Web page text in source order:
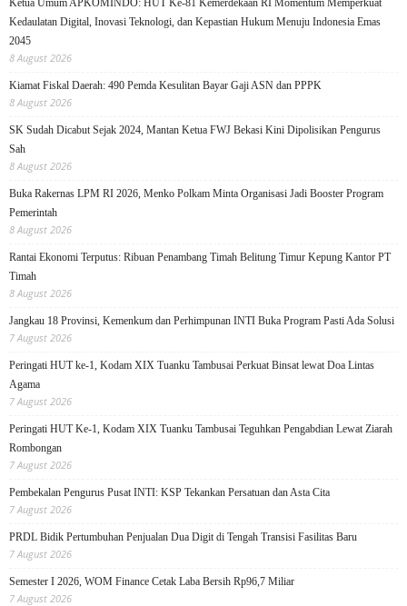
Ketua Umum APKOMINDO: HUT Ke-81 Kemerdekaan RI Momentum Memperkuat
Kedaulatan Digital, Inovasi Teknologi, dan Kepastian Hukum Menuju Indonesia Emas
2045
8 August 2026
Kiamat Fiskal Daerah: 490 Pemda Kesulitan Bayar Gaji ASN dan PPPK
8 August 2026
SK Sudah Dicabut Sejak 2024, Mantan Ketua FWJ Bekasi Kini Dipolisikan Pengurus
Sah
8 August 2026
Buka Rakernas LPM RI 2026, Menko Polkam Minta Organisasi Jadi Booster Program
Pemerintah
8 August 2026
Rantai Ekonomi Terputus: Ribuan Penambang Timah Belitung Timur Kepung Kantor PT
Timah
8 August 2026
Jangkau 18 Provinsi, Kemenkum dan Perhimpunan INTI Buka Program Pasti Ada Solusi
7 August 2026
Peringati HUT ke-1, Kodam XIX Tuanku Tambusai Perkuat Binsat lewat Doa Lintas
Agama
7 August 2026
Peringati HUT Ke-1, Kodam XIX Tuanku Tambusai Teguhkan Pengabdian Lewat Ziarah
Rombongan
7 August 2026
Pembekalan Pengurus Pusat INTI: KSP Tekankan Persatuan dan Asta Cita
7 August 2026
PRDL Bidik Pertumbuhan Penjualan Dua Digit di Tengah Transisi Fasilitas Baru
7 August 2026
Semester I 2026, WOM Finance Cetak Laba Bersih Rp96,7 Miliar
7 August 2026